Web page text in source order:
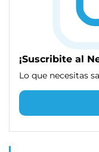
¡Suscribite al
Lo que necesitas